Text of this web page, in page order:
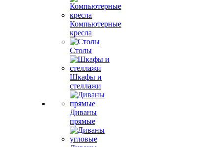
Компьютерные
кресла
Столы
Шкафы и
стеллажи
Диваны
прямые